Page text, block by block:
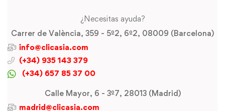
¿Necesitas ayuda?
Carrer de València, 359 - 5º2, 6º2, 08009 (Barcelona)
info@clicasia.com
(+34) 935 143 379
(+34) 657 85 37 00
Calle Mayor, 6 - 3º7, 28013 (Madrid)
madrid@clicasia.com